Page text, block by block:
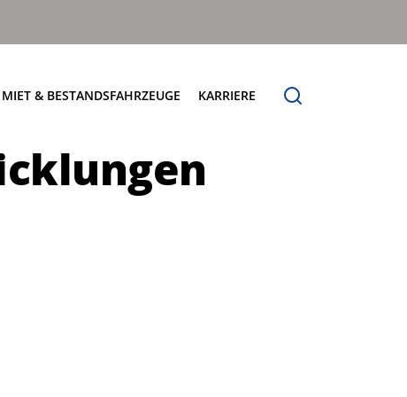
MIET & BESTANDSFAHRZEUGE
Verfügbare Fahrzeuge
Try & Buy
KARRIERE